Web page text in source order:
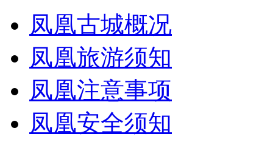
凤凰古城概况
凤凰旅游须知
凤凰注意事项
凤凰安全须知